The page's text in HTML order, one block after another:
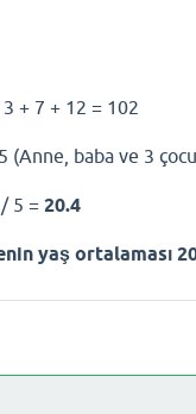
+ 7 + 12 = 102
(Anne, baba ve 3
5 = 20.4
yaş ortalaması